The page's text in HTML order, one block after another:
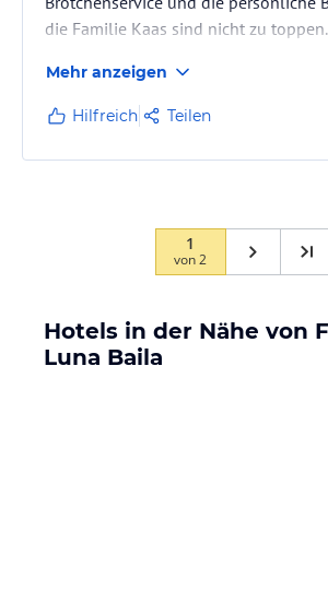
die Familie Kaas sind nicht zu toppen.
Mehr anzeigen
Hilfreich Teilen
1
von2
Hotels in der Nähe von
Luna Baila